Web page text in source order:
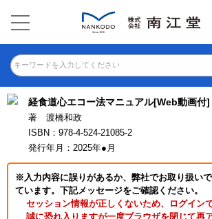
キーワードを入力してください
経食道心エコー法マニュアル[Web動画付]
著 渡橋和政
ISBN：978-4-524-21085-2
発行年月：2025年●月
※入力内容に誤りがあるか、弊社でお取り扱い
ています。下記メッセージをご確認ください。
セッション情報が正しくないため、ログイン
誠に恐れ入りますが一度ブラウザを閉じて再